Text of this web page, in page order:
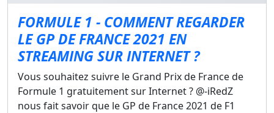
FORMULE 1 - COMMENT REGARDER
LE GP DE FRANCE 2021 EN
STREAMING SUR INTERNET ?
Vous souhaitez suivre le Grand Prix de France de
Formule 1 gratuitement sur Internet ? @-iRedZ
nous fait savoir que le GP de France 2021 de F1